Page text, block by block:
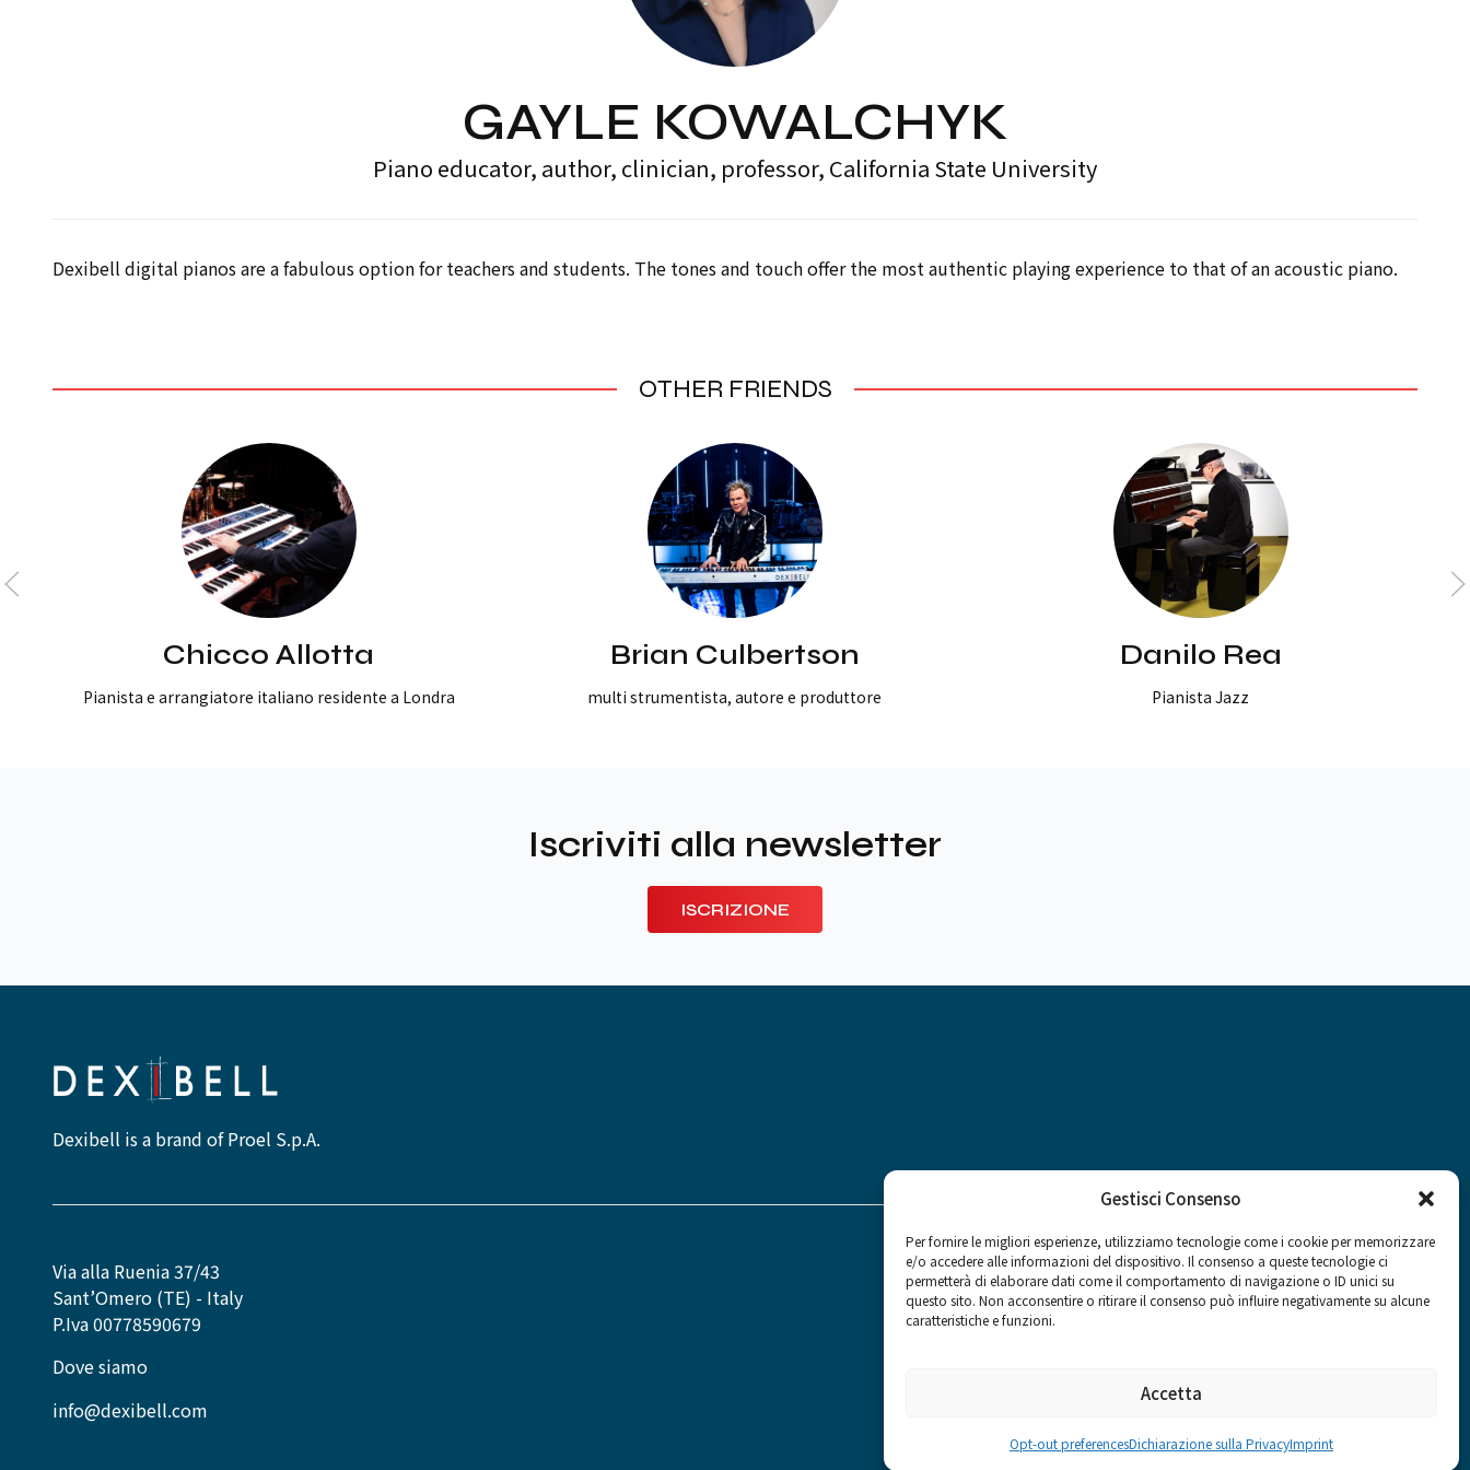
Gestisci Consenso
Per fornire le migliori esperienze, utilizziamo tecnologie come i cookie per memorizzare
e/o accedere alle informazioni del dispositivo. Il consenso a queste tecnologie ci
permetterà di elaborare dati come il comportamento di navigazione o ID unici su
questo sito. Non acconsentire o ritirare il consenso può influire negativamente su alcune
caratteristiche e funzioni.
Accetta
Opt-out preferencesDichiarazione sulla PrivacyImprint
GAYLE KOWALCHYK
Piano educator, author, clinician, professor, California State University
Dexibell digital pianos are a fabulous option for teachers and students. The tones and touch offer the most authentic playing experience to that of an acoustic piano.
OTHER FRIENDS
Chicco Allotta
Pianista e arrangiatore italiano residente a Londra
Brian Culbertson
multi strumentista, autore e produttore
Danilo Rea
Pianista Jazz
Iscriviti alla newsletter
ISCRIZIONE
Dexibell is a brand of Proel S.p.A.
Via alla Ruenia 37/43
Sant’Omero (TE) - Italy
P.Iva 00778590679
Dove siamo
info@dexibell.com
Social